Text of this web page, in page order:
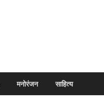
मनोरंजन साहित्य